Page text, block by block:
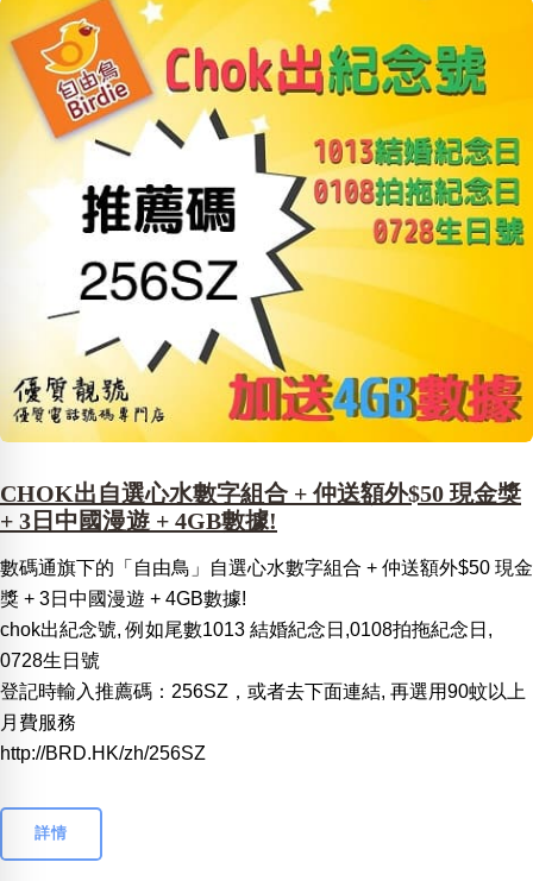
CHOK出自選心水數字組合 + 仲送額外$50 現金獎
+ 3日中國漫遊 + 4GB數據!
數碼通旗下的「自由鳥」自選心水數字組合 + 仲送額外$50 現金
獎 + 3日中國漫遊 + 4GB數據!
chok出紀念號, 例如尾數1013 結婚紀念日,0108拍拖紀念日,
0728生日號
登記時輸入推薦碼：256SZ，或者去下面連結, 再選用90蚊以上
月費服務
http://BRD.HK/zh/256SZ
詳情